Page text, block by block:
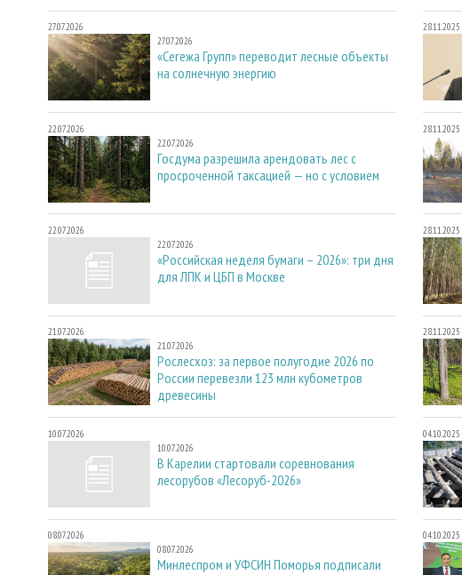
27.07.2026
27.07.2026
«Сегежа Групп» переводит лесные объекты
на солнечную энергию
22.07.2026
22.07.2026
Госдума разрешила арендовать лес с
просроченной таксацией — но с условием
22.07.2026
22.07.2026
«Российская неделя бумаги – 2026»: три дня
для ЛПК и ЦБП в Москве
21.07.2026
21.07.2026
Рослесхоз: за первое полугодие 2026 по
России перевезли 123 млн кубометров
древесины
10.07.2026
10.07.2026
В Карелии стартовали соревнования
лесорубов «Лесоруб-2026»
08.07.2026
08.07.2026
Минлеспром и УФСИН Поморья подписали
28.11.2025
28.11.2025
28.11.2025
28.11.2025
04.10.2025
04.10.2025